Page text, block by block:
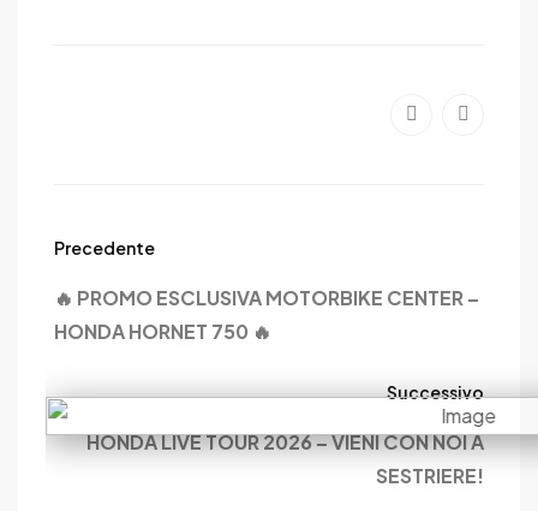
Precedente
🔥 PROMO ESCLUSIVA MOTORBIKE CENTER –
HONDA HORNET 750 🔥
HONDA LIVE TOUR 2026 – VIENI CON NOI A
SESTRIERE!
Successivo